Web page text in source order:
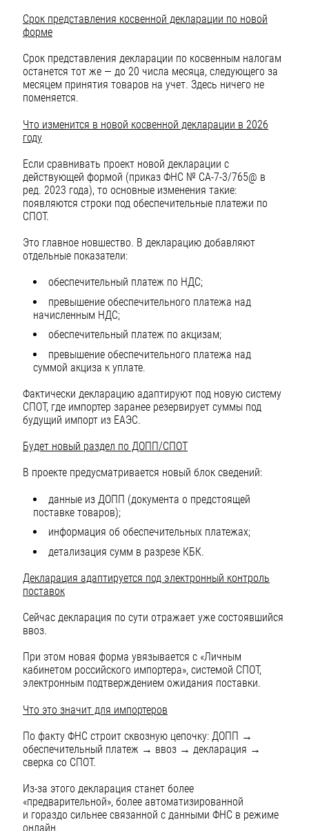
Срок представления косвенной декларации по новой
форме
Срок представления декларации по косвенным налогам
останется тот же — до 20 числа месяца, следующего за
месяцем принятия товаров на учет. Здесь ничего не
поменяется.
Что изменится в новой косвенной декларации в 2026
году
Если сравнивать проект новой декларации с
действующей формой (приказ ФНС № СА-7-3/765@ в
ред. 2023 года), то основные изменения такие:
появляются строки под обеспечительные платежи по
СПОТ.
Это главное новшество. В декларацию добавляют
отдельные показатели:
обеспечительный платеж по НДС;
превышение обеспечительного платежа над
начисленным НДС;
обеспечительный платеж по акцизам;
превышение обеспечительного платежа над
суммой акциза к уплате.
Фактически декларацию адаптируют под новую систему
СПОТ, где импортер заранее резервирует суммы под
будущий импорт из ЕАЭС.
Будет новый раздел по ДОПП/СПОТ
В проекте предусматривается новый блок сведений:
данные из ДОПП (документа о предстоящей
поставке товаров);
информация об обеспечительных платежах;
детализация сумм в разрезе КБК.
Декларация адаптируется под электронный контроль
поставок
Сейчас декларация по сути отражает уже состоявшийся
ввоз.
При этом новая форма увязывается с «Личным
кабинетом российского импортера», системой СПОТ,
электронным подтверждением ожидания поставки.
Что это значит для импортеров
По факту ФНС строит сквозную цепочку: ДОПП →
обеспечительный платеж → ввоз → декларация →
сверка со СПОТ.
Из-за этого декларация станет более
«предварительной», более автоматизированной
и гораздо сильнее связанной с данными ФНС в режиме
онлайн.